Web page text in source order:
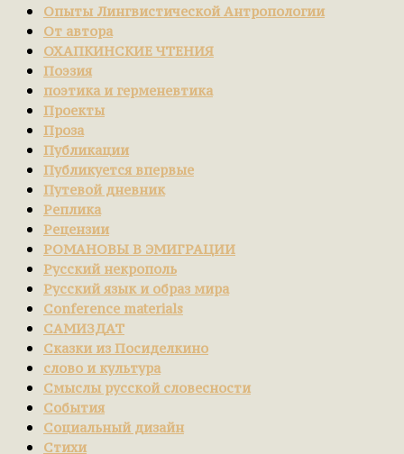
Опыты Лингвистической Антропологии
От автора
ОХАПКИНСКИЕ ЧТЕНИЯ
Поэзия
поэтика и герменевтика
Проекты
Проза
Публикации
Публикуется впервые
Путевой дневник
Реплика
Рецензии
РОМАНОВЫ В ЭМИГРАЦИИ
Русский некрополь
Русский язык и образ мира
Сonference materials
САМИЗДАТ
Сказки из Посиделкино
слово и культура
Смыслы русской словесности
События
Социальный дизайн
Стихи